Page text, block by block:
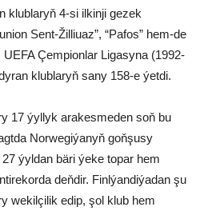
klublaryň 4-si ilkinji gezek
Sent-Žilliuaz”, “Pafos” hem-de
UEFA Çempionlar Ligasyna (1992-
klublaryň sany 158-e ýetdi.
17 ýyllyk arakesmeden soň bu
Norwegiýanyň goňşusy
ýyldan bäri ýeke topar hem
deňdir. Finlýandiýadan şu
wekilçilik edip, şol klub hem